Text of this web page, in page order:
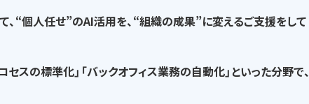
、“個人任せ”のAI活用を、“組織の成果”に変えるご支援をして
セスの標準化」「バックオフィス業務の自動化」といった分野で、